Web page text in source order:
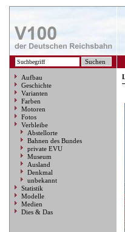
Aufbau
Geschichte
Varianten
Farben
Motoren
Fotos
Verbleibe
Abstellorte
Bahnen des Bundes
private EVU
Museum
Ausland
Denkmal
unbekannt
Statistik
Modelle
Medien
Dies & Das